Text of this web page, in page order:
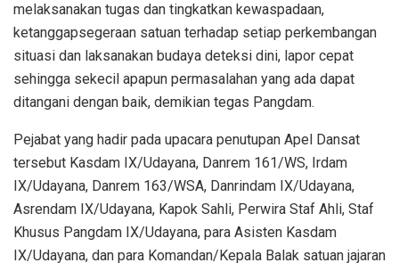
melaksanakan tugas dan tingkatkan kewaspadaan,
ketanggapsegeraan satuan terhadap setiap perkembangan
situasi dan laksanakan budaya deteksi dini, lapor cepat
sehingga sekecil apapun permasalahan yang ada dapat
ditangani dengan baik, demikian tegas Pangdam.
Pejabat yang hadir pada upacara penutupan Apel Dansat
tersebut Kasdam IX/Udayana, Danrem 161/WS, Irdam
IX/Udayana, Danrem 163/WSA, Danrindam IX/Udayana,
Asrendam IX/Udayana, Kapok Sahli, Perwira Staf Ahli, Staf
Khusus Pangdam IX/Udayana, para Asisten Kasdam
IX/Udayana, dan para Komandan/Kepala Balak satuan jajaran